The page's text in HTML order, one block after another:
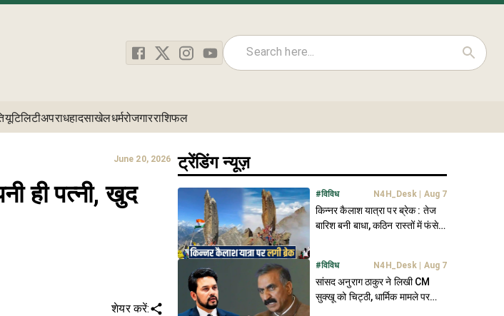
यूटिलिटीअपराधहादसाखेलधर्मरोजगारराशिफल
June 20, 2026
ही पत्नी, खुद
शेयर करें:
ट्रेंडिंग न्यूज़
#विविध N4H_Desk Aug 7
किन्नर कैलाश यात्रा पर ब्रेक : तेज
बारिश बनी बाधा, कठिन रास्तों में फंसे
#विविध N4H_Desk Aug 7
सांसद अनुराग ठाकुर ने लिखी CM
सुक्खू को चिट्ठी, धार्मिक मामले पर